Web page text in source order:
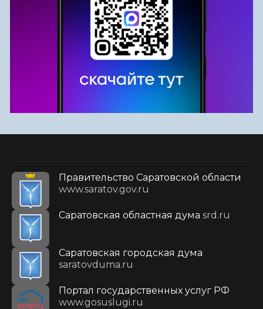
Правительство Саратовской области
www.saratov.gov.ru
Саратовская областная дума srd.ru
Саратовская городская дума
saratovduma.ru
Портал государственных услуг РФ
www.gosuslugi.ru